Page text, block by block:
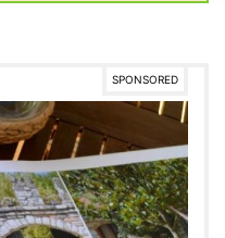
SPONSORED